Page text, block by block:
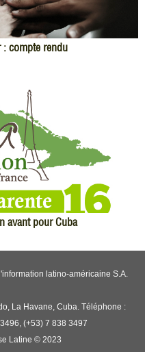
compte rendu
avant pour Cuba
latino-américaine S.A.
La Havane, Cuba. Téléphone :
(+53) 7 838 3497
Latine © 2023